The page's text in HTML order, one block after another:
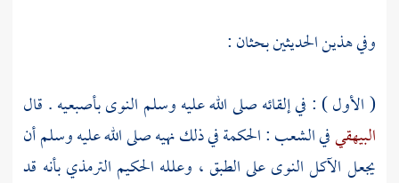
وفي هذين الحديثين بحثان :
( الأول ) : في إلقائه صلى الله عليه وسلم النوى بأصبعيه . قال
البيهقيفي الشعب : الحكمة في ذلك نهيه صلى الله عليه وسلم أن
يجعل الآكل النوى على الطبق ، وعلله الحكيم الترمذيبأنه قد